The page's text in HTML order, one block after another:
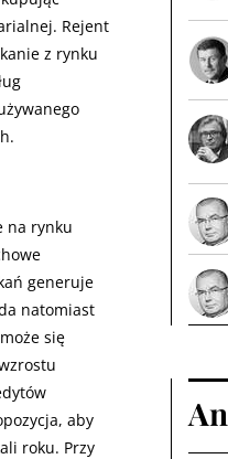
Rejent
z rynku
na rynku
generuje
natomiast
się
aby
roku. Przy